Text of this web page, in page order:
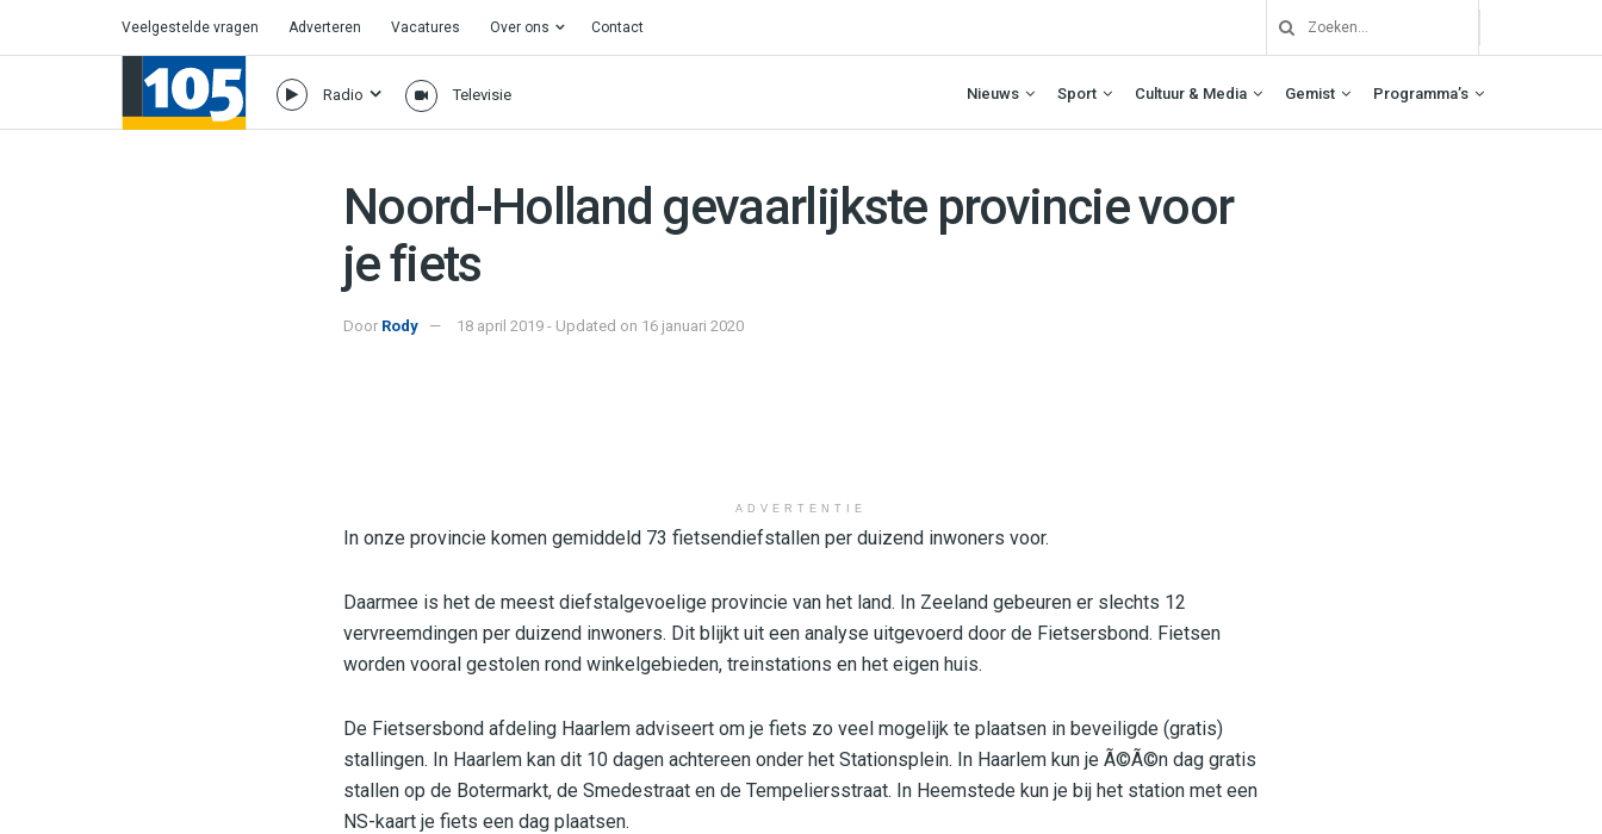
Veelgestelde vragen Adverteren Vacatures Over ons Contact
Radio Televisie Nieuws Sport Cultuur & Media Gemist Programma’s
Noord-Holland gevaarlijkste provincie voor
je fiets
Door Rody 18 april 2019 - Updated on 16 januari 2020
ADVERTENTIE
In onze provincie komen gemiddeld 73 fietsendiefstallen per duizend inwoners voor.
Daarmee is het de meest diefstalgevoelige provincie van het land. In Zeeland gebeuren er slechts 12
vervreemdingen per duizend inwoners. Dit blijkt uit een analyse uitgevoerd door de Fietsersbond. Fietsen
worden vooral gestolen rond winkelgebieden, treinstations en het eigen huis.
De Fietsersbond afdeling Haarlem adviseert om je fiets zo veel mogelijk te plaatsen in beveiligde (gratis)
stallingen. In Haarlem kan dit 10 dagen achtereen onder het Stationsplein. In Haarlem kun je Ã©Ã©n dag gratis
stallen op de Botermarkt, de Smedestraat en de Tempeliersstraat. In Heemstede kun je bij het station met een
NS-kaart je fiets een dag plaatsen.